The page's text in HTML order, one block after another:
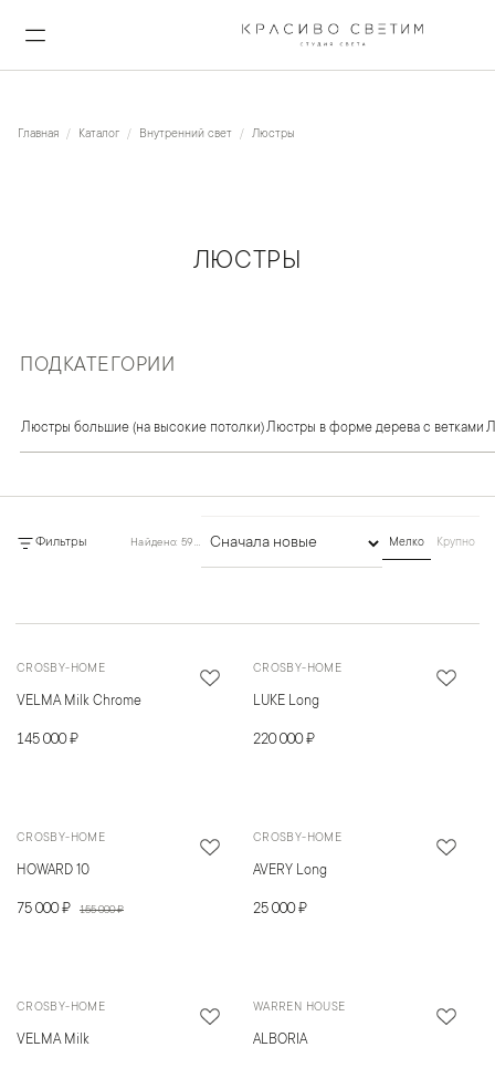
Главная Каталог Внутренний свет Люстры
ЛЮСТРЫ
ПОДКАТЕГОРИИ
Люстры большие (на высокие потолки)Люстры в форме дерева с ветками
Фильтры Найдено: 592 товара Мелко Крупно
CROSBY-HOME
VELMA Milk Chrome
145 000 ₽
CROSBY-HOME
LUKE Long
220 000 ₽
CROSBY-HOME
HOWARD 10
75 000 ₽ 155 000 ₽
CROSBY-HOME
AVERY Long
25 000 ₽
CROSBY-HOME
VELMA Milk
WARREN HOUSE
ALBORIA